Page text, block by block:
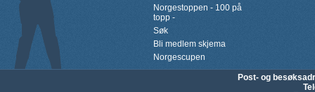
Norgestoppen - 100 på
topp -
Søk
Bli medlem skjema
Norgescupen
Post- og